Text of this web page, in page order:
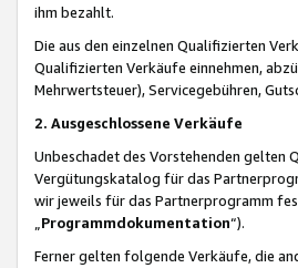
ihm bezahlt.
Die aus den einzelnen Qualifizierten
Qualifizierten Verkäufe einnehmen,
Mehrwertsteuer), Servicegebühren,
2. Ausgeschlossene Verkäufe
Unbeschadet des Vorstehenden gelten
Vergütungskatalog für das
wir jeweils für das Partnerprogramm
Programmdokumentation“).
Ferner gelten folgende Verkäufe, die